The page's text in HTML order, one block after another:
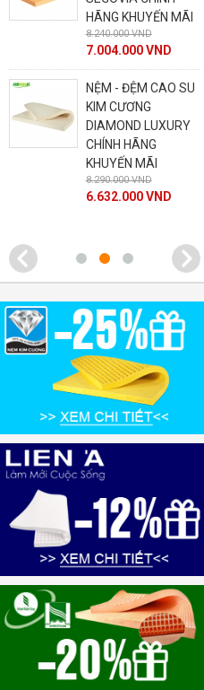
BỘ CHĂN RA GỐI HÀN
QUỐC VD11
2.240.000 VND
2.010.000 VND
MUA NGAY
HÃNG KHUYẾN MÃI
8.240.000 VND
7.004.000 VND
NỆM - ĐỆM CAO SU
KIM CƯƠNG
DIAMOND LUXURY
CHÍNH HÃNG
KHUYẾN MÃI
8.290.000 VND
6.632.000 VND